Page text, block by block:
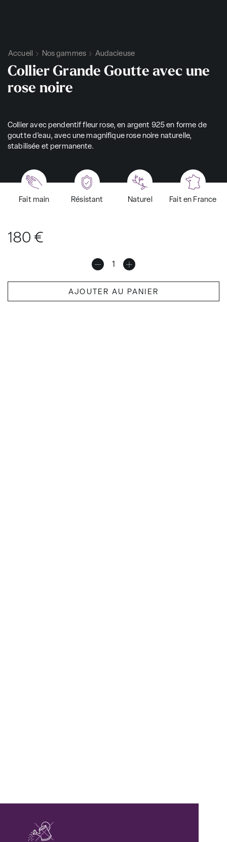
Accueil Nos gammes Audacieuse
Collier Grande Goutte avec une
rose noire
Collier avec pendentif fleur rose, en argent 925 en forme de
goutte d’eau, avec une magnifique rose noire naturelle,
stabilisée et permanente.
Fait main Résistant Naturel Fait en France
180 €
AJOUTER AU PANIER